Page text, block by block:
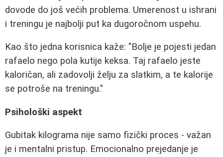
dovode do još većih problema. Umerenost u ishrani
i treningu je najbolji put ka dugoročnom uspehu.
Kao što jedna korisnica kaže: "Bolje je pojesti jedan
rafaelo nego pola kutije keksa. Taj rafaelo jeste
kaloričan, ali zadovolji želju za slatkim, a te kalorije
se potroše na treningu."
Psihološki aspekt
Gubitak kilograma nije samo fizički proces - važan
je i mentalni pristup. Emocionalno prejedanje je